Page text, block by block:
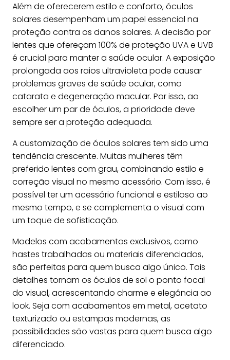
Além de oferecerem estilo e conforto, óculos
solares desempenham um papel essencial na
proteção contra os danos solares. A decisão por
lentes que ofereçam 100% de proteção UVA e UVB
é crucial para manter a saúde ocular. A exposição
prolongada aos raios ultravioleta pode causar
problemas graves de saúde ocular, como
catarata e degeneração macular. Por isso, ao
escolher um par de óculos, a prioridade deve
sempre ser a proteção adequada.
A customização de óculos solares tem sido uma
tendência crescente. Muitas mulheres têm
preferido lentes com grau, combinando estilo e
correção visual no mesmo acessório. Com isso, é
possível ter um acessório funcional e estiloso ao
mesmo tempo, e se complementa o visual com
um toque de sofisticação.
Modelos com acabamentos exclusivos, como
hastes trabalhadas ou materiais diferenciados,
são perfeitas para quem busca algo único. Tais
detalhes tornam os óculos de sol o ponto focal
do visual, acrescentando charme e elegância ao
look. Seja com acabamentos em metal, acetato
texturizado ou estampas modernas, as
possibilidades são vastas para quem busca algo
diferenciado.